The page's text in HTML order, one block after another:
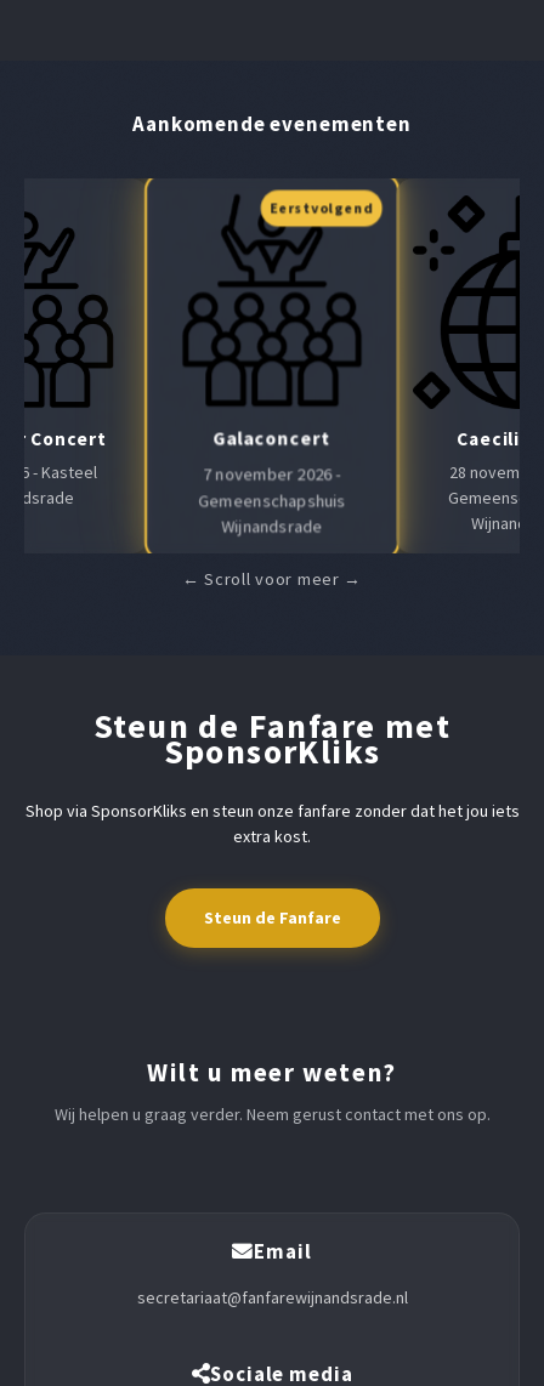
Aankomende evenementen
Concert
- Kasteel
Galaconcert
7 november 2026 -
Gemeenschapshuis
Wijnandsrade
28
Steun de Fanfare met
SponsorKliks
Shop via SponsorKliks en steun onze fanfare zonder dat het jou iets
extra kost.
Steun de Fanfare
Wilt u meer weten?
Wij helpen u graag verder. Neem gerust contact met ons op.
Email
secretariaat@fanfarewijnandsrade.nl
Sociale media